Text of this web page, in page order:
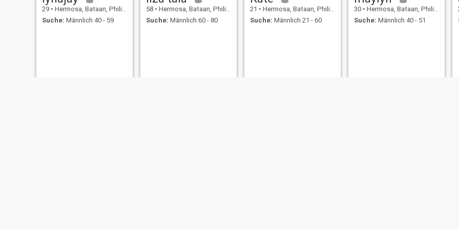
29 • Hermosa, Bataan, Philippinen
Suche: Männlich 40 - 59
58 • Hermosa, Bataan, Philippinen
Suche: Männlich 60 - 80
21 • Hermosa, Bataan, Philippinen
Suche: Männlich 21 - 60
30 • Hermosa, Bataan, Philippinen
Suche: Männlich 40 - 51